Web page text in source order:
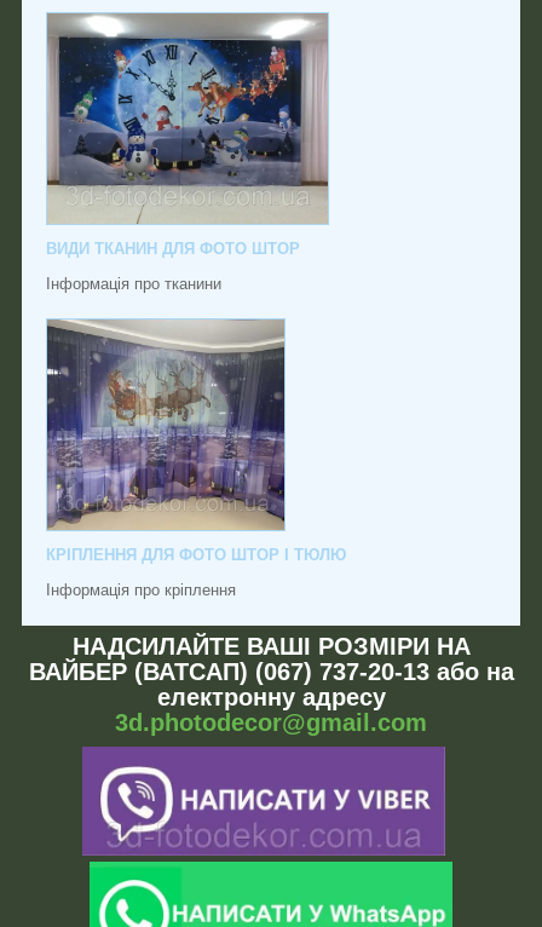
ВИДИ ТКАНИН ДЛЯ ФОТО ШТОР
Інформація про тканини
КРІПЛЕННЯ ДЛЯ ФОТО ШТОР І ТЮЛЮ
Інформація про кріплення
НАДСИЛАЙТЕ ВАШІ РОЗМІРИ НА
ВАЙБЕР (ВАТСАП) (067) 737-20-13 або на
електронну адресу
3d.photodecor@gmail.com